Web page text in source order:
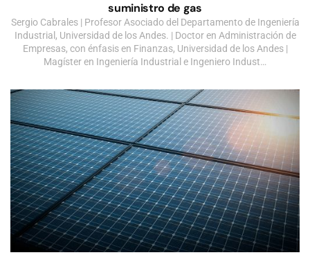
suministro de gas
Sergio Cabrales | Profesor Asociado del Departamento de Ingeniería
Industrial, Universidad de los Andes. | Doctor en Administración de
Empresas, con énfasis en Finanzas, Universidad de los Andes |
Magíster en Ingeniería Industrial e Ingeniero Indust…